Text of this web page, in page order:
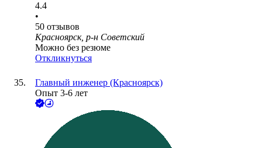
4.4
•
50 отзывов
Красноярск, р-н Советский
Можно без резюме
Откликнуться
Главный инженер (Красноярск)
Опыт 3-6 лет